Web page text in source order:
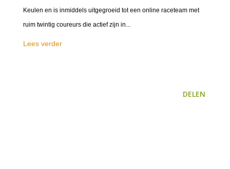
Keulen en is inmiddels uitgegroeid tot een online raceteam met
ruim twintig coureurs die actief zijn in...
Lees verder
DELEN